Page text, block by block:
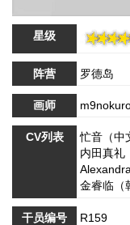
星级
阵营 罗德岛
画师
CV列表
忙音（中
内田真礼
金睿临（
干员编号 R159